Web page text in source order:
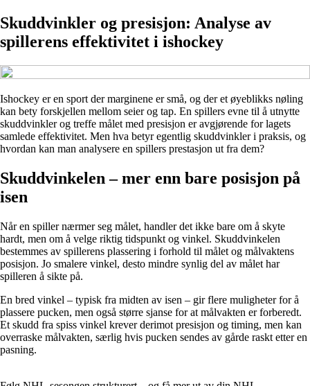
Skuddvinkler og presisjon: Analyse av
spillerens effektivitet i ishockey
Ishockey er en sport der marginene er små, og der et øyeblikks nøling
kan bety forskjellen mellom seier og tap. En spillers evne til å utnytte
skuddvinkler og treffe målet med presisjon er avgjørende for lagets
samlede effektivitet. Men hva betyr egentlig skuddvinkler i praksis, og
hvordan kan man analysere en spillers prestasjon ut fra dem?
Skuddvinkelen – mer enn bare posisjon på
isen
Når en spiller nærmer seg målet, handler det ikke bare om å skyte
hardt, men om å velge riktig tidspunkt og vinkel. Skuddvinkelen
bestemmes av spillerens plassering i forhold til målet og målvaktens
posisjon. Jo smalere vinkel, desto mindre synlig del av målet har
spilleren å sikte på.
En bred vinkel – typisk fra midten av isen – gir flere muligheter for å
plassere pucken, men også større sjanse for at målvakten er forberedt.
Et skudd fra spiss vinkel krever derimot presisjon og timing, men kan
overraske målvakten, særlig hvis pucken sendes av gårde raskt etter en
pasning.